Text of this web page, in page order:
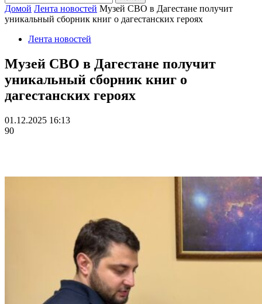
Домой Лента новостей Музей СВО в Дагестане получит
уникальный сборник книг о дагестанских героях
Лента новостей
Музей СВО в Дагестане получит
уникальный сборник книг о
дагестанских героях
01.12.2025 16:13
90